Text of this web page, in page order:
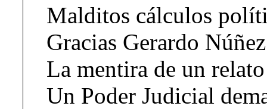
Malditos cálculos
Gracias Gerardo
La mentira de un
Un Poder Judicial